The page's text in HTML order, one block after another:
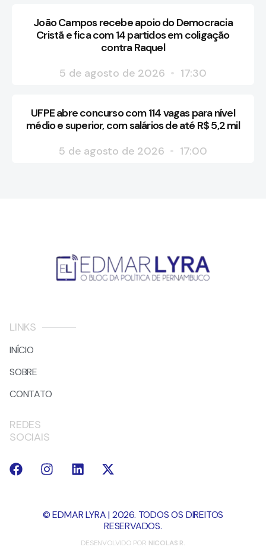
João Campos recebe apoio do Democracia
Cristã e fica com 14 partidos em coligação
contra Raquel
5 de agosto de 2026
17:30
UFPE abre concurso com 114 vagas para nível
médio e superior, com salários de até R$ 5,2 mil
5 de agosto de 2026
17:00
LINKS
INÍCIO
SOBRE
CONTATO
REDES
SOCIAIS
© EDMAR LYRA | 2026. TODOS OS DIREITOS
RESERVADOS.
DESENVOLVIDO POR NICOLAS R.